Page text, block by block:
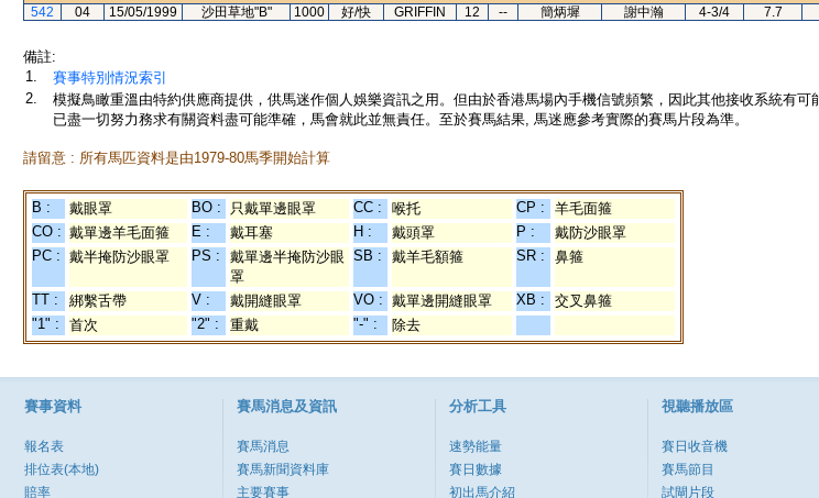
542
04 15/05/1999 沙田草地"B" 1000 好/快 GRIFFIN 12 -- 簡炳墀 謝中瀚 4-3/4 7.7
備註:
1.
賽事特別情況索引
2.
模擬鳥瞰重溫由特約供應商提供，供馬迷作個人娛樂資訊之用。但由於香港馬場內手機信號頻繁，因此其他接收系統有
已盡一切努力務求有關資料盡可能準確，馬會就此並無責任。至於賽馬結果, 馬迷應參考實際的賽馬片段為準。
請留意 : 所有馬匹資料是由1979-80馬季開始計算
B : 戴眼罩 BO : 只戴單邊眼罩 CC : 喉托 CP :
羊毛面箍
CO : 戴單邊羊毛面箍 E : 戴耳塞 H : 戴頭罩 P :
戴防沙眼罩
PC : 戴半掩防沙眼罩 PS :
戴單邊半掩防沙眼
罩
SB : 戴羊毛額箍 SR : 鼻箍
TT : 綁繫舌帶 V : 戴開縫眼罩 VO : 戴單邊開縫眼罩 XB :
交叉鼻箍
"1" :
首次 "2" : 重戴 "-" : 除去
賽事資料
報名表
排位表(本地)
賠率
賽馬消息及資訊
賽馬消息
賽馬新聞資料庫
主要賽事
分析工具
速勢能量
賽日數據
初出馬介紹
視聽播放區
賽日收音機
賽馬節目
試閘片段